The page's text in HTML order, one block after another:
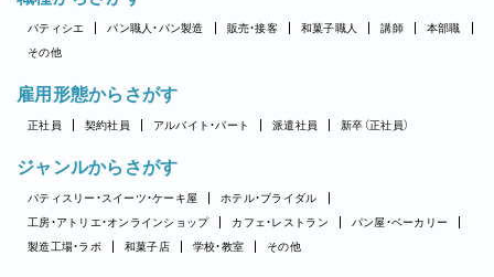
パティシエ パン職人・パン製造 販売・接客 和菓子職人 講師
本部職
その他
雇用形態からさがす
正社員 契約社員 アルバイト・パート 派遣社員 新卒（正社員）
ジャンルからさがす
パティスリー・スイーツ・ケーキ屋
ホテル・ブライダル
工房・アトリエ・オンラインショップ
カフェ・レストラン
パン屋・ベーカリー
製造工場・ラボ
和菓子店 学校・教室 その他